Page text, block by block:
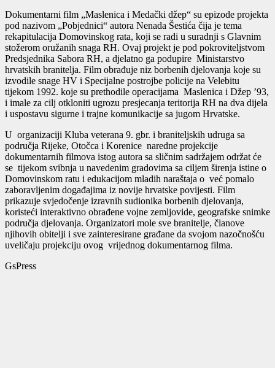
Dokumentarni film „Maslenica i Medački džep“ su epizode projekta
pod nazivom „Pobjednici“ autora Nenada Šestića čija je tema
rekapitulacija Domovinskog rata, koji se radi u suradnji s Glavnim
stožerom oružanih snaga RH. Ovaj projekt je pod pokroviteljstvom
Predsjednika Sabora RH, a djelatno ga podupire Ministarstvo
hrvatskih branitelja. Film obrađuje niz borbenih djelovanja koje su
izvodile snage HV i Specijalne postrojbe policije na Velebitu
tijekom 1992. koje su prethodile operacijama Maslenica i Džep ’93,
i imale za cilj otkloniti ugrozu presjecanja teritorija RH na dva dijela
i uspostavu sigurne i trajne komunikacije sa jugom Hrvatske.
U organizaciji Kluba veterana 9. gbr. i braniteljskih udruga sa
područja Rijeke, Otočca i Korenice naredne projekcije
dokumentarnih filmova istog autora sa sličnim sadržajem održat će
se tijekom svibnja u navedenim gradovima sa ciljem širenja istine o
Domovinskom ratu i edukacijom mladih naraštaja o već pomalo
zaboravljenim događajima iz novije hrvatske povijesti. Film
prikazuje svjedočenje izravnih sudionika borbenih djelovanja,
koristeći interaktivno obrađene vojne zemljovide, geografske snimke
područja djelovanja. Organizatori mole sve branitelje, članove
njihovih obitelji i sve zainteresirane građane da svojom nazočnošću
uveličaju projekciju ovog vrijednog dokumentarnog filma.
GsPress